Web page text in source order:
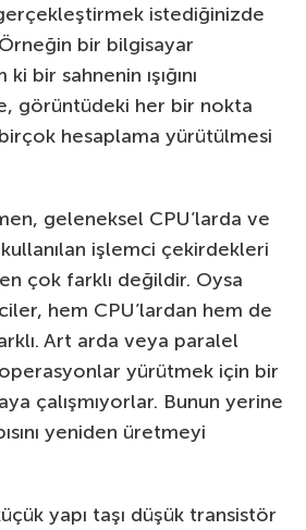
istediğinizde
bir bilgisayar
bir sahnenin ışığını
görüntüdeki her bir nokta
hesaplama yürütülmesi
geleneksel CPU’larda ve
işlemci çekirdekleri
çok farklı değildir. Oysa
hem CPU’lardan hem de
Art arda veya paralel
yürütmek için bir
çalışmıyorlar. Bunun yerine
yeniden üretmeyi
yapı taşı düşük transistör